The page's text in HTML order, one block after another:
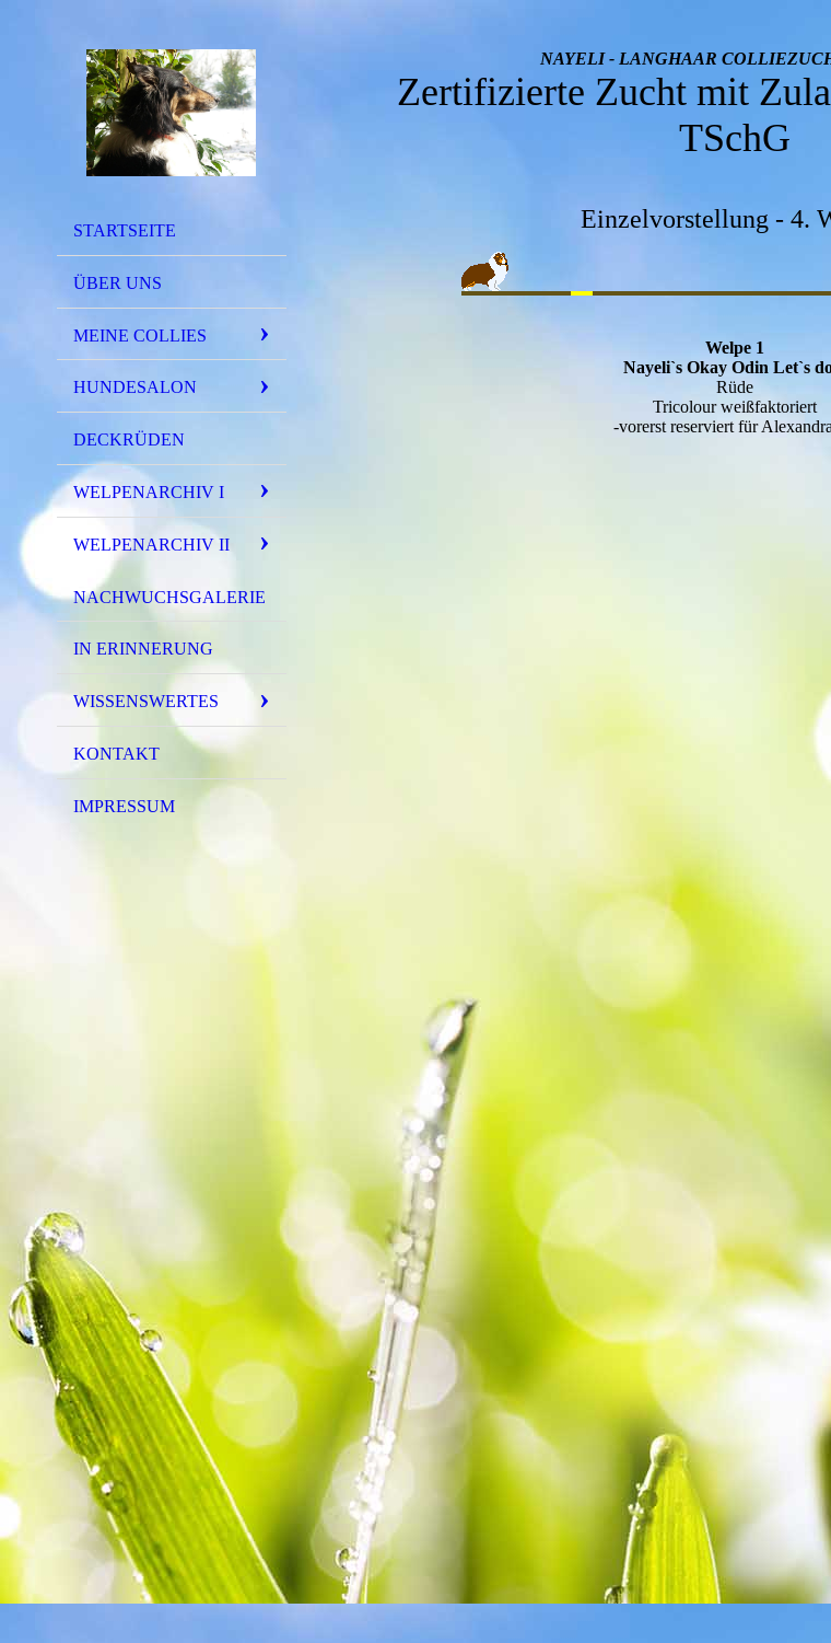
STARTSEITE
ÜBER UNS
MEINE COLLIES
HUNDESALON
DECKRÜDEN
WELPENARCHIV I
WELPENARCHIV II
NACHWUCHSGALERIE
IN ERINNERUNG
WISSENSWERTES
KONTAKT
IMPRESSUM
NAYELI - LANGHAAR
Zertifizierte Zucht mit
TSchG
Einzelvorstellung - 4.
Welpe 1
Nayeli`s Okay Odin Let`s
Rüde
Tricolour weißfaktoriert
-vorerst reserviert für